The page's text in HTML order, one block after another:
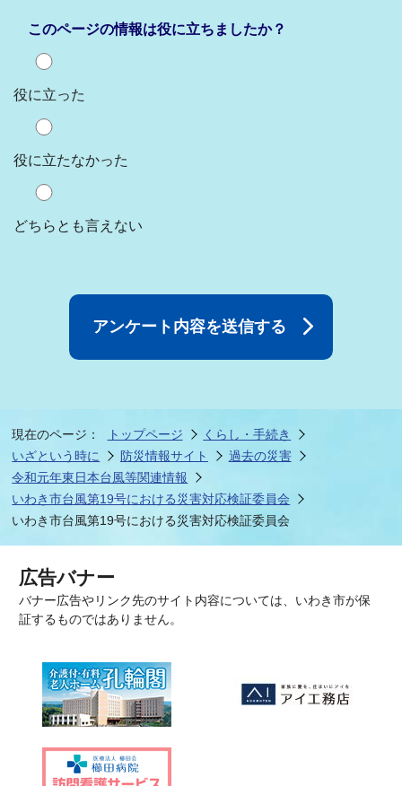
このページの情報は役に立ちましたか？
役に立った
役に立たなかった
どちらとも言えない
現在のページ： トップページ
くらし・手続き
いざという時に
防災情報サイト
過去の災害
令和元年東日本台風等関連情報
いわき市台風第19号における災害対応検証委員会
いわき市台風第19号における災害対応検証委員会
広告バナー
バナー広告やリンク先のサイト内容については、いわき市が保
証するものではありません。